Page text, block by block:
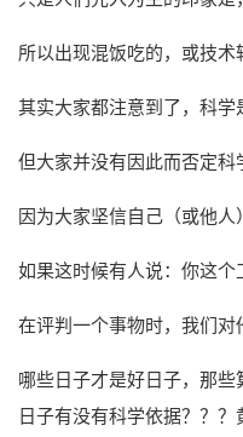
所以出现混饭吃的，或技术
其实大家都注意到了，科学
但大家并没有因此而否定科
因为大家坚信自己（或他人
如果这时候有人说：你这个
在评判一个事物时，我们对
哪些日子才是好日子，那
日子有没有科学依据？？